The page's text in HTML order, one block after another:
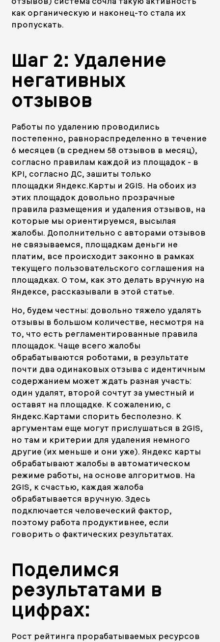
как органическую и наконец-то стала их
пропускать.
Шаг 2: Удаление
негативных
отзывов
Работы по удалению проводились
постепенно, равнораспределенно в течение
6 месяцев (в среднем 58 отзывов в месяц),
согласно правилам каждой из площадок - в
KPI, согласно ДС, зашиты только
площадки Яндекс.Карты и 2GIS. На обоих из
этих площадок довольно прозрачные
правила размещения и удаления отзывов, на
которые мы ориентируемся, высылая
жалобы. Дополнительно с авторами отзывов
не связываемся, площадкам деньги не
платим, все происходит законно в рамках
текущего пользовательского соглашения на
площадках. О том, как это делать вручную на
Яндексе, рассказывали в этой статье.
Но, будем честны: довольно тяжело удалять
отзывы в большом количестве, несмотря на
то, что есть регламентированные правила
площадок. Чаще всего жалобы
обрабатываются роботами, в результате
почти два одинаковых отзыва с идентичным
содержанием может ждать разная участь:
один удалят, второй сочтут за уместный и
оставят на площадке. К сожалению, с
Яндекс.Картами спорить бесполезно. К
аргументам еще могут прислушаться в 2GIS,
но там и критерии для удаления немного
другие (их меньше и они уже). Яндекс карты
обрабатывают жалобы в автоматическом
режиме работы, на основе алгоритмов. На
2GIS, к счастью, каждая жалоба
обрабатывается вручную. Здесь
подключается человеческий фактор,
поэтому работа продуктивнее, если
говорить о фактических результатах.
Поделимся
результатами в
цифрах:
Рост рейтинга прорабатываемых ресурсов